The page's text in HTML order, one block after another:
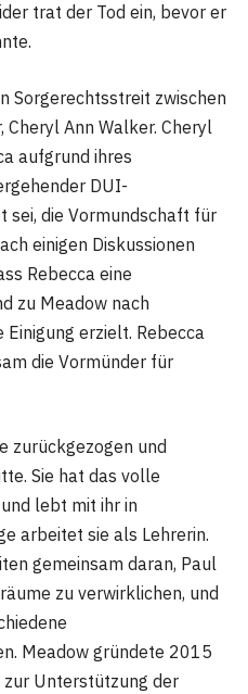
trat der Tod ein, bevor er
Sorgerechtsstreit zwischen
Ann Walker. Cheryl
aufgrund ihres
DUI-
sei, die Vormundschaft für
einigen Diskussionen
Rebecca eine
zu Meadow nach
erzielt. Rebecca
die Vormünder für
zurückgezogen und
Sie hat das volle
lebt mit ihr in
arbeitet sie als Lehrerin.
gemeinsam daran, Paul
zu verwirklichen, und
Meadow gründete 2015
zur Unterstützung der